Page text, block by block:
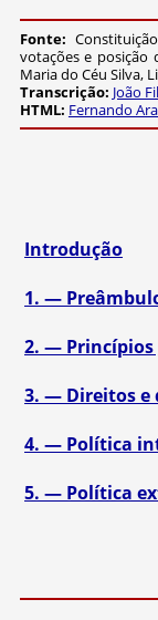
Fonte:
votações e posição
Maria do Céu Silva,
Transcrição: João
HTML: Fernando
Introdução
1. —
2. — Princípios
3. — Direitos e
4. — Política
5. — Política